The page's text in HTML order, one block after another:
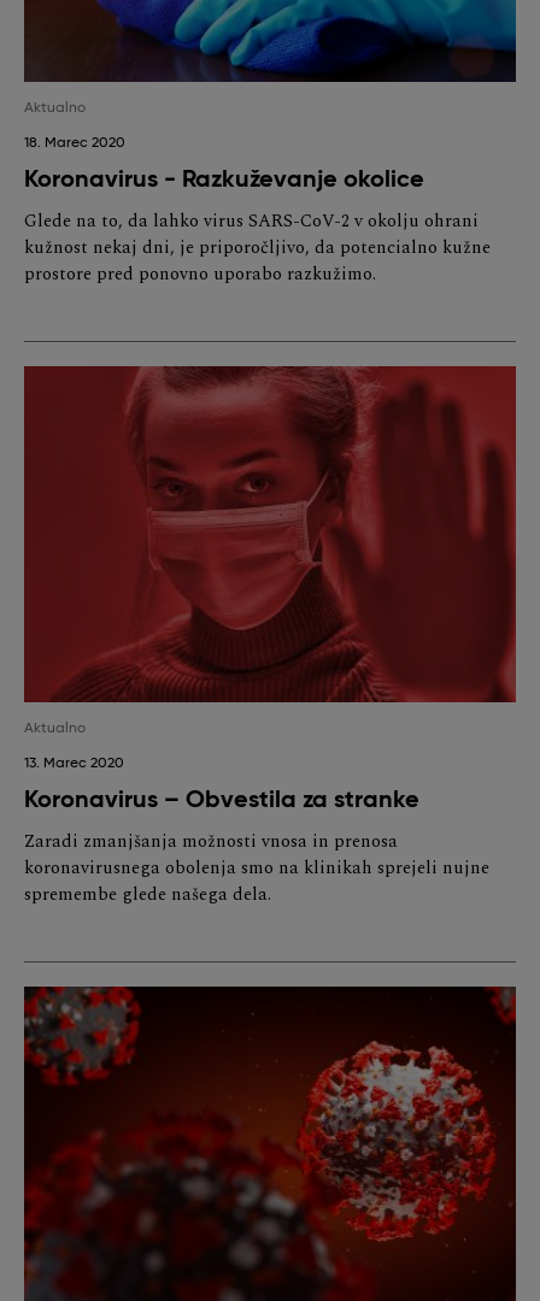
Aktualno
18. Marec 2020
Koronavirus - Razkuževanje okolice
Glede na to, da lahko virus SARS-CoV-2 v okolju ohrani
kužnost nekaj dni, je priporočljivo, da potencialno kužne
prostore pred ponovno uporabo razkužimo.
Aktualno
13. Marec 2020
Koronavirus – Obvestila za stranke
Zaradi zmanjšanja možnosti vnosa in prenosa
koronavirusnega obolenja smo na klinikah sprejeli nujne
spremembe glede našega dela.